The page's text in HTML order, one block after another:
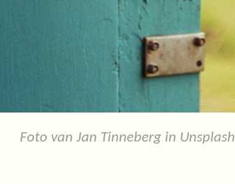
Foto van Jan Tinneberg in Unsplash